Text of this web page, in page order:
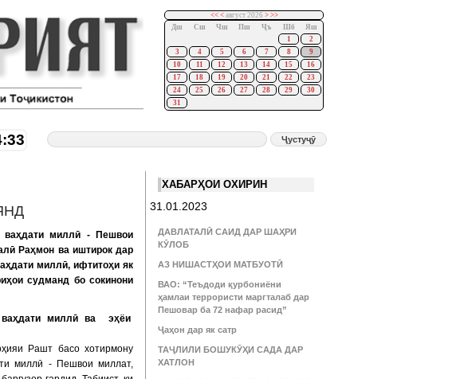
<< <август 2026 > >>
Дш
Сш Чш Пш Ҷъ Шб
Яш
1
2
3
4 5 6 7 8
9
10
11 12 13 14 15
16
17
18 19 20 21 22
23
24
25 26 27 28 29
30
31
ваҳдати миллӣ - Пешвои
Раҳмон ва иштирок дар
миллӣ, ифтитоҳи як
судманд бо сокинони
ваҳдати миллӣ ва эҳёи
Рашт басо хотирмону
миллӣ - Пешвои миллат,
ХАБАРҲОИ ОХИРИН
31.01.2023
ДАВЛАТАЛӢ САИД ДАР ШАҲРИ
КӮЛОБ
АЗ НИШАСТҲОИ МАТБУОТӢ
ВАО: “Теъдоди қурбониёни
ҳамлаи террористи маргталаб дар
Пешовар ба 72 нафар расид”
Ҷаҳон дар як сатр
ТАҶЛИЛИ БОШУКӮҲИ САДА ДАР
ХАТЛОН